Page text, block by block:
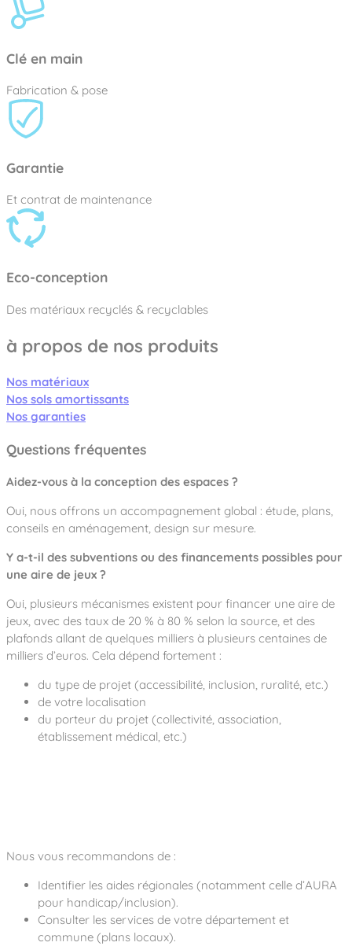
Clé en main
Fabrication & pose
Garantie
Et contrat de maintenance
Eco-conception
Des matériaux recyclés & recyclables
à propos de nos produits
Nos matériaux
Nos sols amortissants
Nos garanties
Questions fréquentes
Aidez-vous à la conception des espaces ?
Oui, nous offrons un accompagnement global : étude, plans,
conseils en aménagement, design sur mesure.
Y a-t-il des subventions ou des financements possibles pour
une aire de jeux ?
Oui, plusieurs mécanismes existent pour financer une aire de
jeux, avec des taux de 20 % à 80 % selon la source, et des
plafonds allant de quelques milliers à plusieurs centaines de
milliers d’euros. Cela dépend fortement :
du type de projet (accessibilité, inclusion, ruralité, etc.)
de votre localisation
du porteur du projet (collectivité, association,
établissement médical, etc.)
Nous vous recommandons de :
Identifier les aides régionales (notamment celle d’AURA
pour handicap/inclusion).
Consulter les services de votre département et
commune (plans locaux).